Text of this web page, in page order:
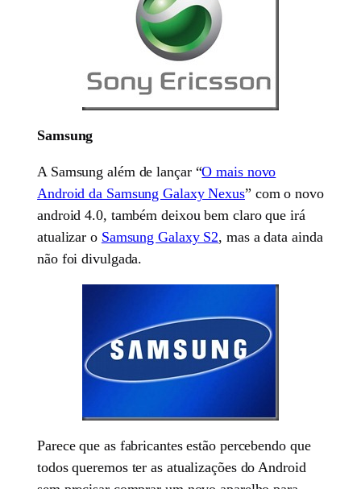
Samsung
A Samsung além de lançar “O mais novo
Android da Samsung Galaxy Nexus” com o novo
android 4.0, também deixou bem claro que irá
atualizar o Samsung Galaxy S2, mas a data ainda
não foi divulgada.
Parece que as fabricantes estão percebendo que
todos queremos ter as atualizações do Android